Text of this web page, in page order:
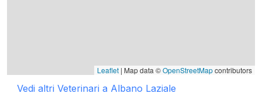
Leaflet | Map data ©OpenStreetMapcontributors
Vedi altri Veterinari a Albano Laziale